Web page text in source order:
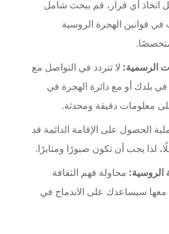
اتخاذ أي قرار، قم ببحث شامل
قوانين الهجرة الروسية
الرسمية: لا تتردد في التواصل مع
بلدك أو مع دائرة الهجرة في
معلومات دقيقة ومحدثة.
الحصول على الإقامة الدائمة قد
لذا يجب أن تكون صبورًا ومثابرًا.
الروسية: محاولة فهم الثقافة
معها سيساعدك على الاندماج في